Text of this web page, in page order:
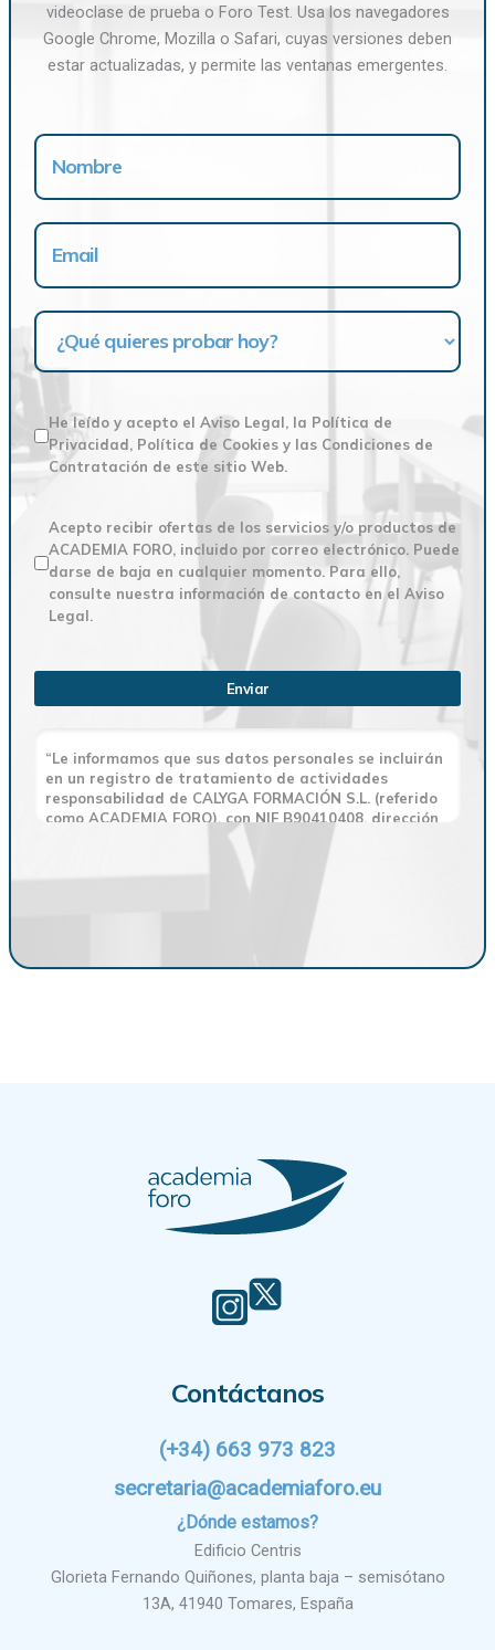
videoclase de prueba o Foro Test. Usa los navegadores
Google Chrome, Mozilla o Safari, cuyas versiones deben
estar actualizadas, y permite las ventanas emergentes.
He leído y acepto el Aviso Legal, la Política de
Privacidad, Política de Cookies y las Condiciones de
Contratación de este sitio Web.
Acepto recibir ofertas de los servicios y/o productos de
ACADEMIA FORO, incluido por correo electrónico. Puede
darse de baja en cualquier momento. Para ello,
consulte nuestra información de contacto en el Aviso
Legal.
Enviar
“Le informamos que sus datos personales se incluirán
en un registro de tratamiento de actividades
responsabilidad de CALYGA FORMACIÓN S.L. (referido
como ACADEMIA FORO), con NIF B90410408, dirección
en Glorieta Fernando Quiñones, 3, piso 2, puerta 15,
41940, Tomares, Sevilla., y email
secretaria@academiaforo.eu y cuya finalidad es
Más información del tratamiento en la
Contáctanos
(+34) 663 973 823
secretaria@academiaforo.eu
¿Dónde estamos?
Edificio Centris
Glorieta Fernando Quiñones, planta baja – semisótano
13A, 41940 Tomares, España